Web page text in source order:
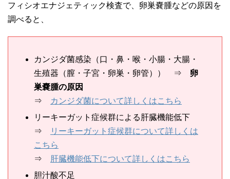
フィシオエナジェティック検査で、卵巣嚢腫などの原因を
調べると、
カンジダ菌感染（口・鼻・喉・小腸・大腸・
生殖器（膣・子宮・卵巣・卵管）） ⇒ 卵
巣嚢腫の原因
⇒
カンジダ菌について詳しくはこちら
リーキーガット症候群による肝臓機能低下
⇒
リーキーガット症候群について詳しくは
こちら
⇒
肝臓機能低下について詳しくはこちら
胆汁酸不足